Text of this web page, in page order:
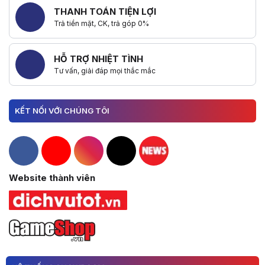
THANH TOÁN TIỆN LỢI
Trả tiền mặt, CK, trả góp 0%
HỖ TRỢ NHIỆT TÌNH
Tư vấn, giải đáp mọi thắc mắc
KẾT NỐI VỚI CHÚNG TÔI
Hacom Facebook
Hacom YouTube
Hacom Instagram
Hacom TikTok
Website thành viên